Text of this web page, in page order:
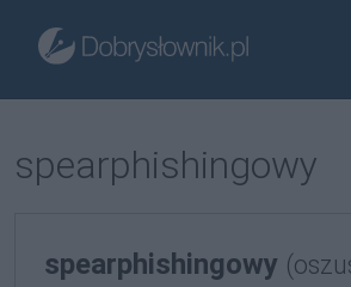
spearphishingowy
spearphishingowy